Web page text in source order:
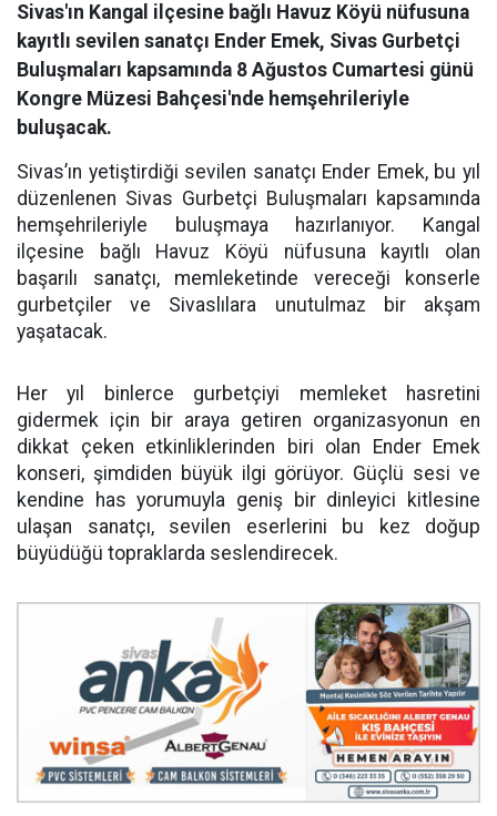
Sivas'ın Kangal ilçesine bağlı Havuz Köyü nüfusuna
kayıtlı sevilen sanatçı Ender Emek, Sivas Gurbetçi
Buluşmaları kapsamında 8 Ağustos Cumartesi günü
Kongre Müzesi Bahçesi'nde hemşehrileriyle
buluşacak.
Sivas’ın yetiştirdiği sevilen sanatçı Ender Emek, bu yıl
düzenlenen Sivas Gurbetçi Buluşmaları kapsamında
hemşehrileriyle buluşmaya hazırlanıyor. Kangal
ilçesine bağlı Havuz Köyü nüfusuna kayıtlı olan
başarılı sanatçı, memleketinde vereceği konserle
gurbetçiler ve Sivaslılara unutulmaz bir akşam
yaşatacak.
Her yıl binlerce gurbetçiyi memleket hasretini
gidermek için bir araya getiren organizasyonun en
dikkat çeken etkinliklerinden biri olan Ender Emek
konseri, şimdiden büyük ilgi görüyor. Güçlü sesi ve
kendine has yorumuyla geniş bir dinleyici kitlesine
ulaşan sanatçı, sevilen eserlerini bu kez doğup
büyüdüğü topraklarda seslendirecek.